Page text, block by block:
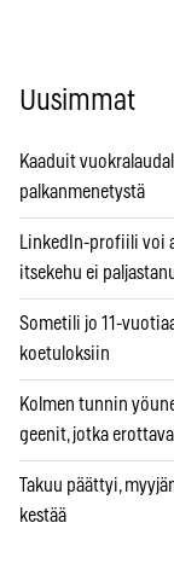
Uusimmat
Kaaduit
palkanmenetystä
LinkedIn-profiili voi
itsekehu ei
Sometili jo 11-
koetuloksiin
Kolmen tunnin
geenit, jotka
Takuu päättyi,
kestää